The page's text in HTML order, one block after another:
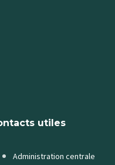
utiles
Administration centrale